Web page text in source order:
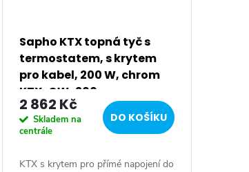
Sapho KTX topná tyč s
termostatem, s krytem
pro kabel, 200 W, chrom
KTX-CW-200
2 862 Kč
Skladem na
centrále
DO KOŠÍKU
KTX s krytem pro přímé napojení do